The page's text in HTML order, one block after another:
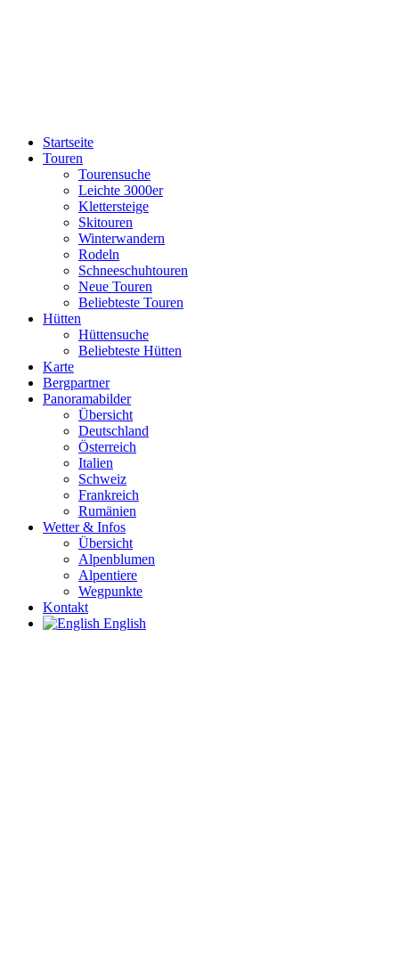
Startseite
Touren
Tourensuche
Leichte 3000er
Klettersteige
Skitouren
Winterwandern
Rodeln
Schneeschuhtouren
Neue Touren
Beliebteste Touren
Hütten
Hüttensuche
Beliebteste Hütten
Karte
Bergpartner
Panoramabilder
Übersicht
Deutschland
Österreich
Italien
Schweiz
Frankreich
Rumänien
Wetter & Infos
Übersicht
Alpenblumen
Alpentiere
Wegpunkte
Kontakt
English